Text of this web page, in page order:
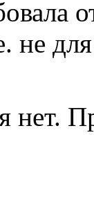
не
нет.